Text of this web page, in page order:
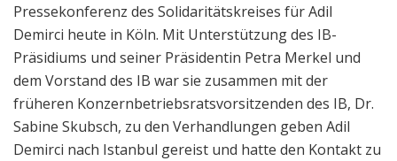
Pressekonferenz des Solidaritätskreises für Adil
Demirci heute in Köln. Mit Unterstützung des IB-
Präsidiums und seiner Präsidentin Petra Merkel und
dem Vorstand des IB war sie zusammen mit der
früheren Konzernbetriebsratsvorsitzenden des IB, Dr.
Sabine Skubsch, zu den Verhandlungen geben Adil
Demirci nach Istanbul gereist und hatte den Kontakt zu